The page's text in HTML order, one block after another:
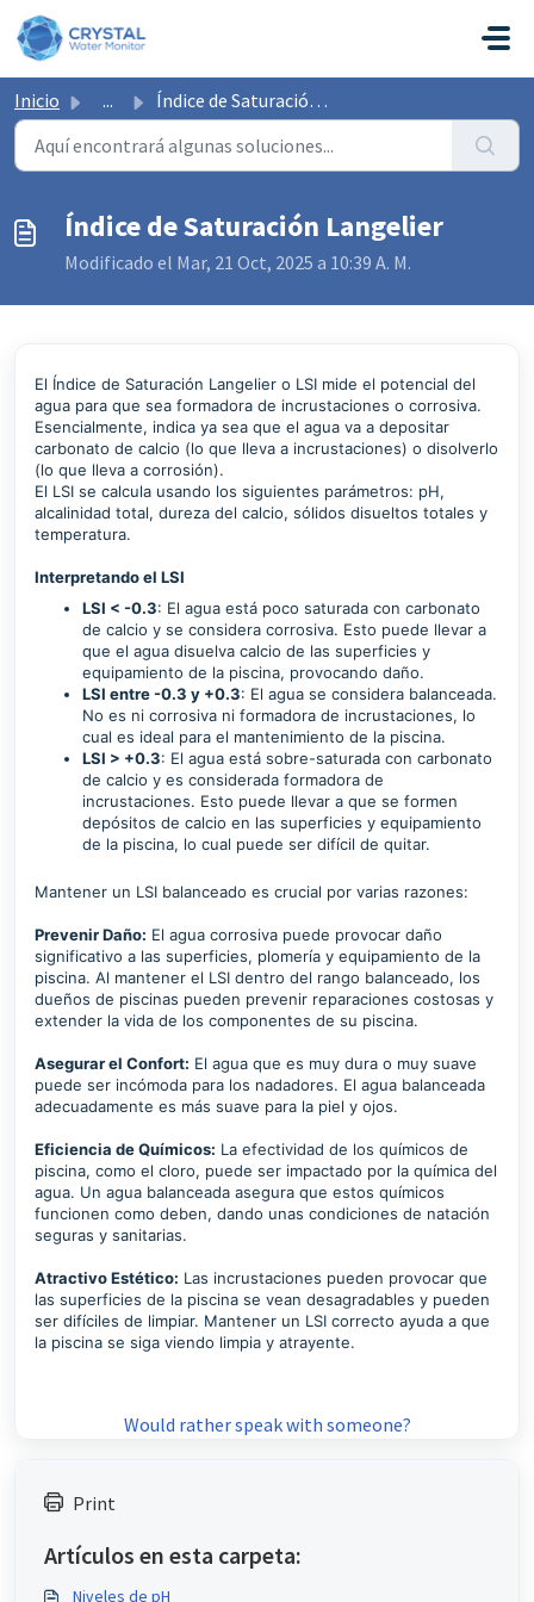
Saltar al contenido principal
Inicio ... Índice de Saturación Langelier
Índice de Saturación Langelier
Modificado el Mar, 21 Oct, 2025 a 10:39 A. M.
El Índice de Saturación Langelier o LSI mide el potencial del
agua para que sea formadora de incrustaciones o corrosiva.
Esencialmente, indica ya sea que el agua va a depositar
carbonato de calcio (lo que lleva a incrustaciones) o disolverlo
(lo que lleva a corrosión).
El LSI se calcula usando los siguientes parámetros: pH,
alcalinidad total, dureza del calcio, sólidos disueltos totales y
temperatura.
Interpretando el LSI
LSI < -0.3: El agua está poco saturada con carbonato
de calcio y se considera corrosiva. Esto puede llevar a
que el agua disuelva calcio de las superficies y
equipamiento de la piscina, provocando daño.
LSI entre -0.3 y +0.3: El agua se considera balanceada.
No es ni corrosiva ni formadora de incrustaciones, lo
cual es ideal para el mantenimiento de la piscina.
LSI > +0.3: El agua está sobre-saturada con carbonato
de calcio y es considerada formadora de
incrustaciones. Esto puede llevar a que se formen
depósitos de calcio en las superficies y equipamiento
de la piscina, lo cual puede ser difícil de quitar.
Mantener un LSI balanceado es crucial por varias razones:
Prevenir Daño: El agua corrosiva puede provocar daño
significativo a las superficies, plomería y equipamiento de la
piscina. Al mantener el LSI dentro del rango balanceado, los
dueños de piscinas pueden prevenir reparaciones costosas y
extender la vida de los componentes de su piscina.
Asegurar el Confort: El agua que es muy dura o muy suave
puede ser incómoda para los nadadores. El agua balanceada
adecuadamente es más suave para la piel y ojos.
Eficiencia de Químicos: La efectividad de los químicos de
piscina, como el cloro, puede ser impactado por la química del
agua. Un agua balanceada asegura que estos químicos
funcionen como deben, dando unas condiciones de natación
seguras y sanitarias.
Atractivo Estético: Las incrustaciones pueden provocar que
las superficies de la piscina se vean desagradables y pueden
ser difíciles de limpiar. Mantener un LSI correcto ayuda a que
la piscina se siga viendo limpia y atrayente.
Would rather speak with someone?
Print
Artículos en esta carpeta:
Niveles de pH